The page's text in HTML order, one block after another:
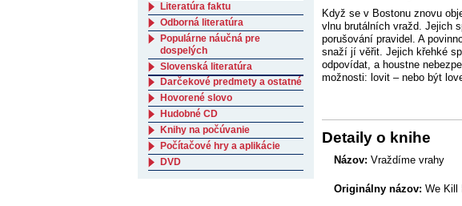
Když se v Bostonu znovu
vlnu brutálních vražd. Jejich
porušování pravidel. A
snaží jí věřit. Jejich křehké
odpovídat, a houstne
možnosti: lovit – nebo být
Detaily o knihe
Názov: Vraždíme vrahy
Originálny názov: We Kill
Literatúra faktu
Odborná literatúra
Populárne náučná pre
dospelých
Slovenská literatúra
Darčekové predmety a ostatné
Hovorené slovo
Hudobné CD
Knihy na počúvanie
Počítačové hry a aplikácie
DVD